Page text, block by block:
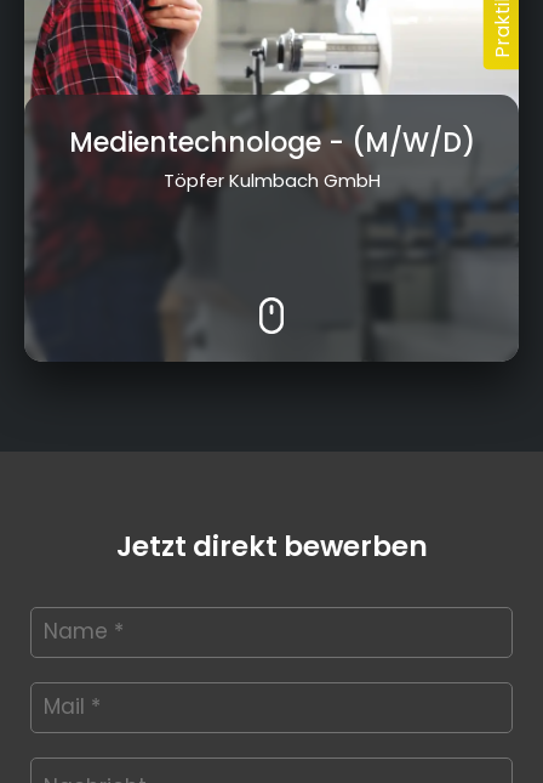
Medientechnologe- (M/W/D)
Töpfer Kulmbach GmbH
Jetzt direkt bewerben